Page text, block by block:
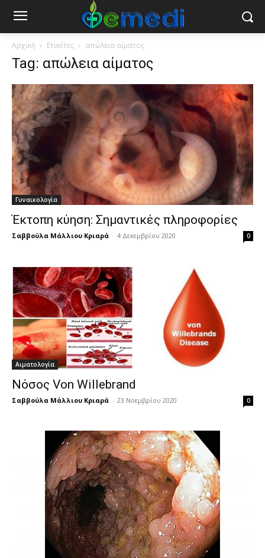
Αρχική Ετικέτες απώλεια αίματος
Tag: απώλεια αίματος
Γυναικολογία
Έκτοπη κύηση: Σημαντικές πληροφορίες
Σαββούλα Μάλλιου Κριαρά - 4 Δεκεμβρίου 2020 0
Αιματολογία
Νόσος Von Willebrand
Σαββούλα Μάλλιου Κριαρά - 23 Νοεμβρίου 2020 0